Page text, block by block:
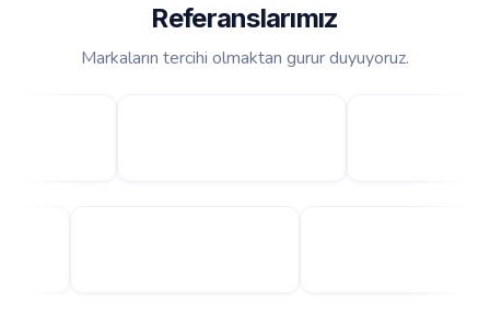
Referanslarımız
Markaların tercihi olmaktan gurur duyuyoruz.